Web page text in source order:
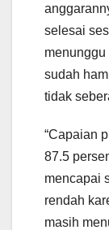
selesai
sudah
tidak
“Capaian
87.5
mencapai
rendah
masih